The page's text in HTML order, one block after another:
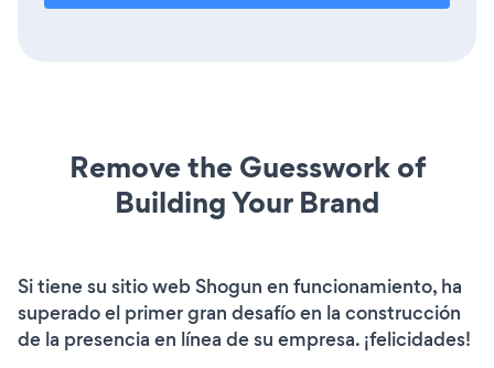
Remove the Guesswork of
Building Your Brand
Si tiene su sitio web Shogun en funcionamiento, ha
superado el primer gran desafío en la construcción
de la presencia en línea de su empresa. ¡felicidades!